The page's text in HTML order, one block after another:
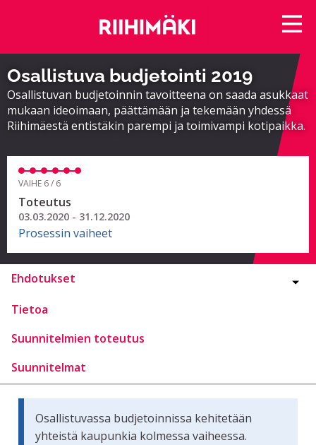
Osallistuva budjetointi 2019
Osallistuvan budjetoinnin tavoitteena on saada asukkaat
mukaan ideoimaan, päättämään ja tekemään yhdessä
Riihimäestä entistäkin parempi ja toimivampi kotipaikka.
VAIHE 6 / 6
Toteutus
03.03.2020 - 31.12.2020
Prosessin vaiheet
Ehdotukset
Tietoa
Suunnitelmien toteutus
Suunnitelmat
Osallistuvassa budjetoinnissa kehitetään
yhteistä kaupunkia kolmessa vaiheessa.